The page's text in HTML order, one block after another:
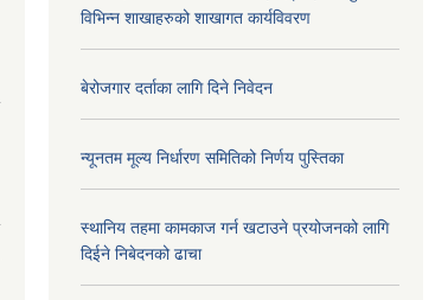
विभिन्न शाखाहरुको शाखागत कार्यविवरण
बेरोजगार दर्ताका लागि दिने निवेदन
न्यूनतम मूल्य निर्धारण समितिको निर्णय पुस्तिका
स्थानिय तहमा कामकाज गर्न खटाउने प्रयोजनको लागि
दिईने निबेदनको ढाचा